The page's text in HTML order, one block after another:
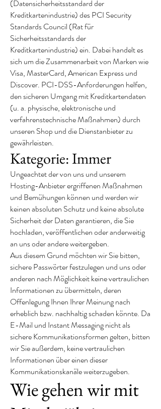
(Datensicherheitsstandard der
Kreditkartenindustrie) des PCI Security
Standards Council (Rat für
Sicherheitsstandards der
Kreditkartenindustrie) ein. Dabei handelt es
sich um die Zusammenarbeit von Marken wie
Visa, MasterCard, American Express und
Discover. PCI-DSS-Anforderungen helfen,
den sicheren Umgang mit Kreditkartendaten
(u. a. physische, elektronische und
verfahrenstechnische Maßnahmen) durch
unseren Shop und die Dienstanbieter zu
gewährleisten.
Kategorie: Immer
Ungeachtet der von uns und unserem
Hosting-Anbieter ergriffenen Maßnahmen
und Bemühungen können und werden wir
keinen absoluten Schutz und keine absolute
Sicherheit der Daten garantieren, die Sie
hochladen, veröffentlichen oder anderweitig
an uns oder andere weitergeben.
Aus diesem Grund möchten wir Sie bitten,
sichere Passwörter festzulegen und uns oder
anderen nach Möglichkeit keine vertraulichen
Informationen zu übermitteln, deren
Offenlegung Ihnen Ihrer Meinung nach
erheblich bzw. nachhaltig schaden könnte. Da
E-Mail und Instant Messaging nicht als
sichere Kommunikationsformen gelten, bitten
wir Sie außerdem, keine vertraulichen
Informationen über einen dieser
Kommunikationskanäle weiterzugeben.
Wie gehen wir mit